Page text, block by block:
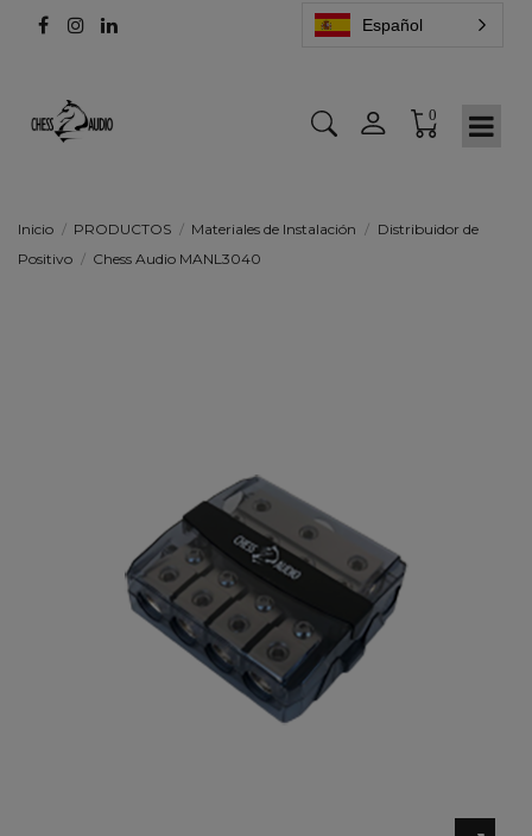
Español
0
Inicio PRODUCTOS Materiales de Instalación
Distribuidor de
Positivo
Chess Audio MANL3040